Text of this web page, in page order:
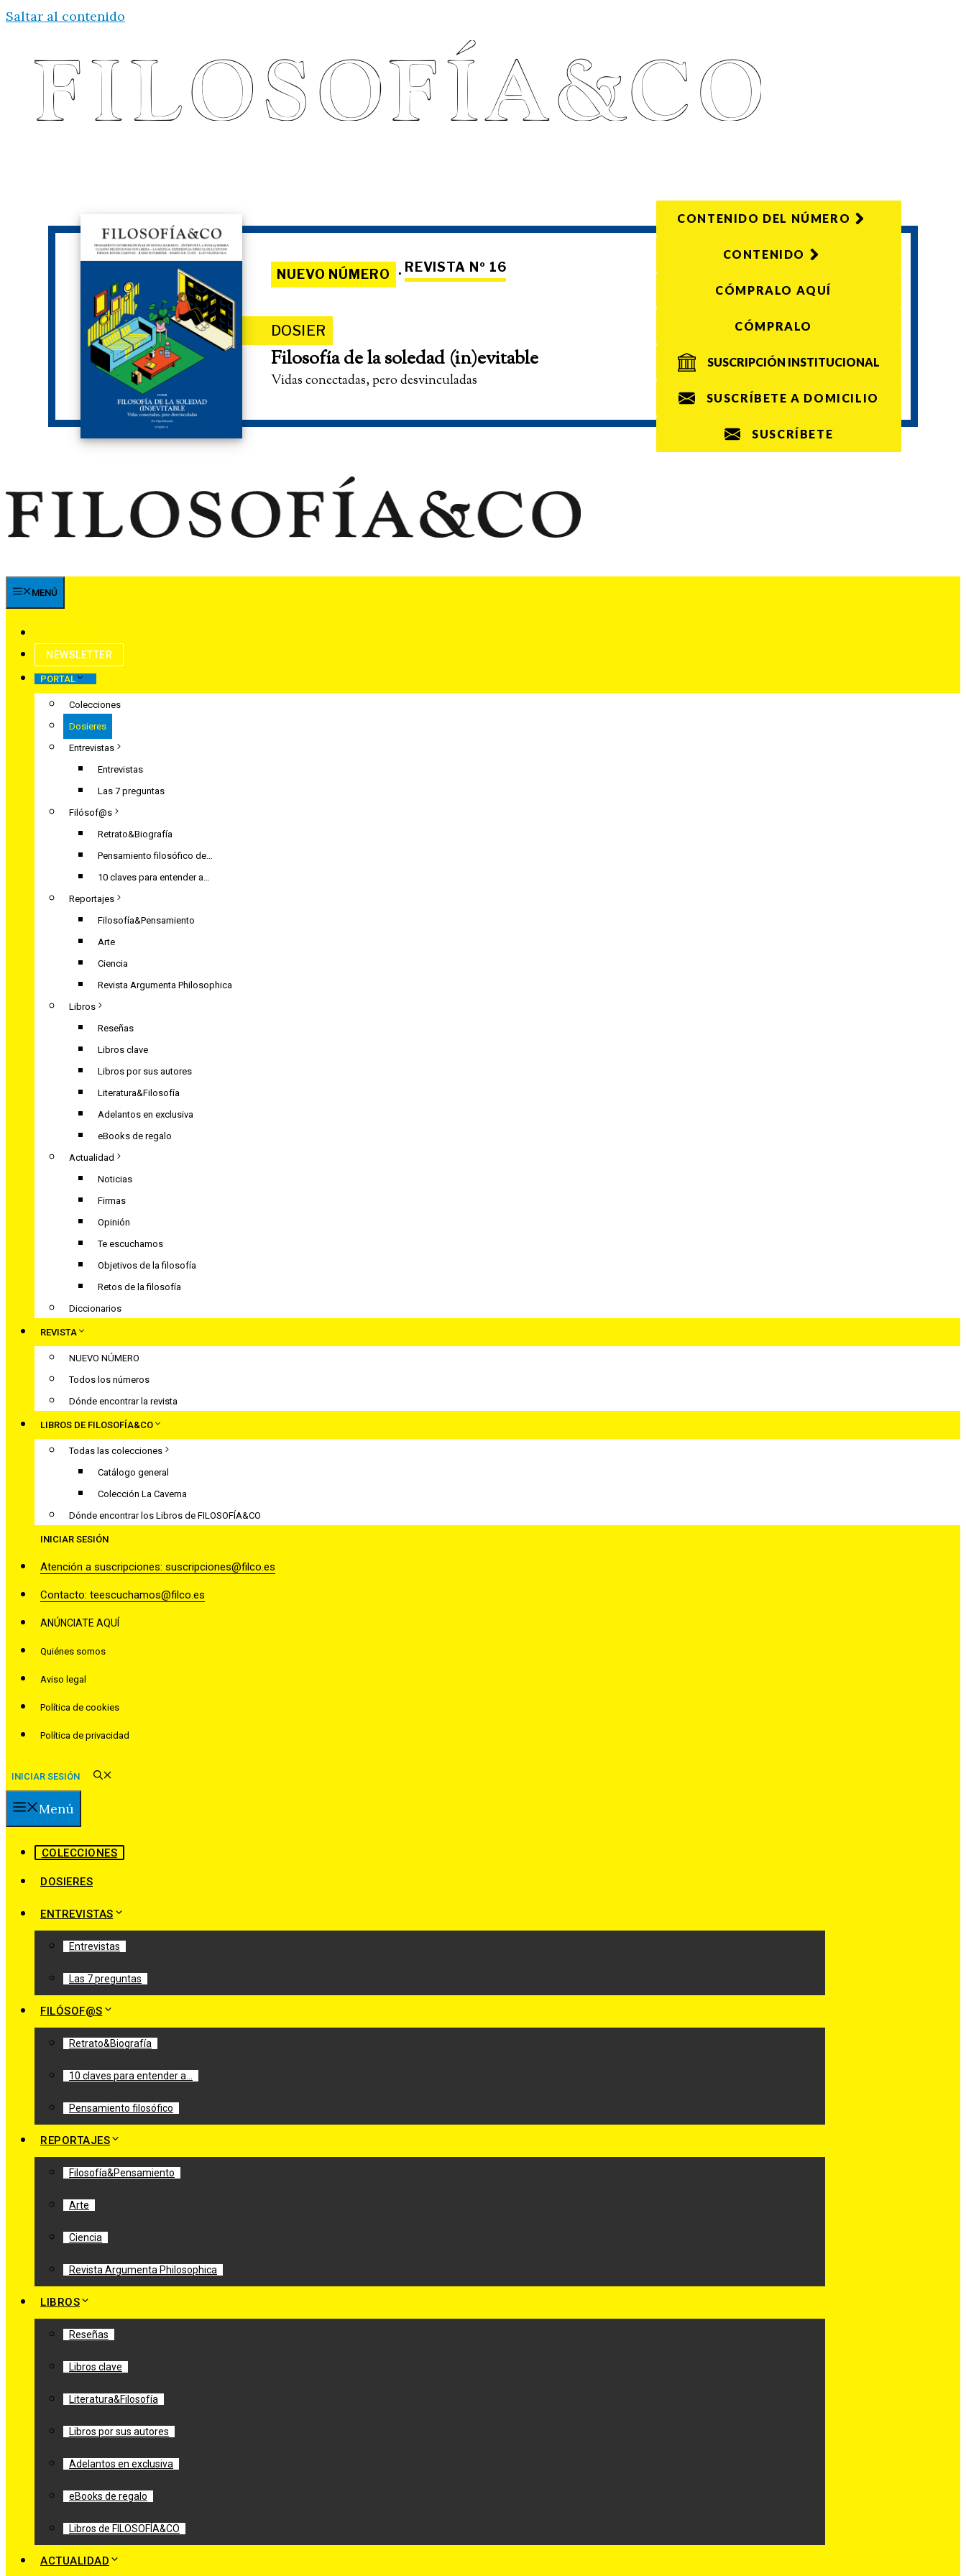
Saltar al contenido
NUEVO NÚMERO · REVISTA Nº 16
DOSIER
Filosofía de la soledad (in)evitable
Vidas conectadas, pero desvinculadas
CONTENIDO DEL NÚMERO
CONTENIDO
CÓMPRALO AQUÍ
CÓMPRALO
SUSCRIPCIÓN INSTITUCIONAL
SUSCRÍBETE A DOMICILIO
SUSCRÍBETE
MENÚ
NEWSLETTER
PORTAL
Colecciones
Dosieres
Entrevistas
Entrevistas
Las 7 preguntas
Filósof@s
Retrato&Biografía
Pensamiento filosófico de…
10 claves para entender a…
Reportajes
Filosofía&Pensamiento
Arte
Ciencia
Revista Argumenta Philosophica
Libros
Reseñas
Libros clave
Libros por sus autores
Literatura&Filosofía
Adelantos en exclusiva
eBooks de regalo
Actualidad
Noticias
Firmas
Opinión
Te escuchamos
Objetivos de la filosofía
Retos de la filosofía
Diccionarios
REVISTA
NUEVO NÚMERO
Todos los números
Dónde encontrar la revista
LIBROS DE FILOSOFÍA&CO
Todas las colecciones
Catálogo general
Colección La Caverna
Dónde encontrar los Libros de FILOSOFÍA&CO
INICIAR SESIÓN
Atención a suscripciones: suscripciones@filco.es
Contacto: teescuchamos@filco.es
ANÚNCIATE AQUÍ
Quiénes somos
Aviso legal
Política de cookies
Política de privacidad
INICIAR SESIÓN
Menú
COLECCIONES
DOSIERES
ENTREVISTAS
Entrevistas
Las 7 preguntas
FILÓSOF@S
Retrato&Biografía
10 claves para entender a…
Pensamiento filosófico
REPORTAJES
Filosofía&Pensamiento
Arte
Ciencia
Revista Argumenta Philosophica
LIBROS
Reseñas
Libros clave
Literatura&Filosofía
Libros por sus autores
Adelantos en exclusiva
eBooks de regalo
Libros de FILOSOFÍA&CO
ACTUALIDAD